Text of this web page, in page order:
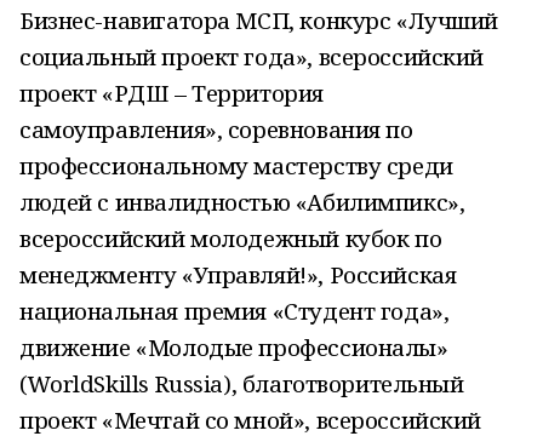
Бизнес-навигатора МСП, конкурс «Лучший
социальный проект года», всероссийский
проект «РДШ – Территория
самоуправления», соревнования по
профессиональному мастерству среди
людей с инвалидностью «Абилимпикс»,
всероссийский молодежный кубок по
менеджменту «Управляй!», Российская
национальная премия «Студент года»,
движение «Молодые профессионалы»
(WorldSkills Russia), благотворительный
проект «Мечтай со мной», всероссийский